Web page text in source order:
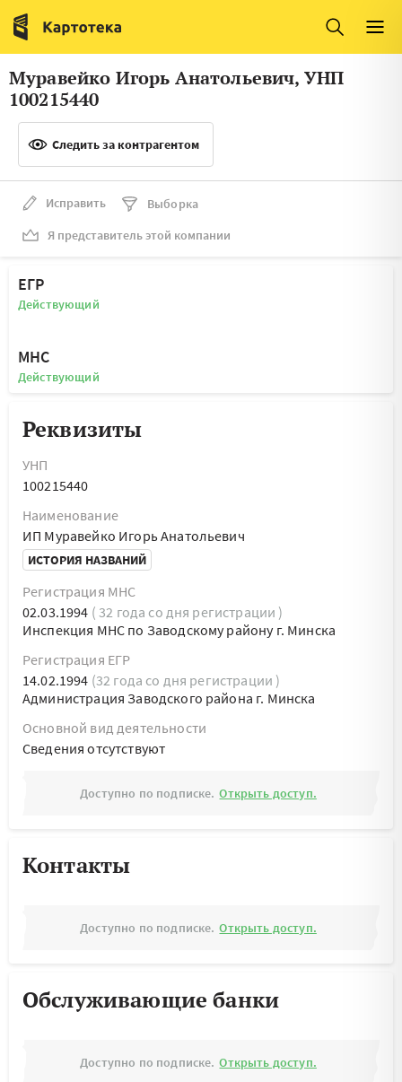
Италия
Люксембург
Литва
Латвия
Словения
Франция
Швеция
Мальта
Муравейко Игорь Анатольевич, УНП
100215440
Следить за контрагентом
Исправить
Выборка
Я представитель этой компании
ЕГР
Действующий
МНС
Действующий
Реквизиты
УНП
100215440
Наименование
ИП Муравейко Игорь Анатольевич
ИСТОРИЯ НАЗВАНИЙ
Регистрация МНС
02.03.1994 ( 32 года со дня регистрации )
Инспекция МНС по Заводскому району г. Минска
Регистрация ЕГР
14.02.1994 (32 года со дня регистрации )
Администрация Заводского района г. Минска
Основной вид деятельности
Cведения отсутствуют
Доступно по подписке. Открыть доступ.
Контакты
Доступно по подписке. Открыть доступ.
Обслуживающие банки
Доступно по подписке. Открыть доступ.